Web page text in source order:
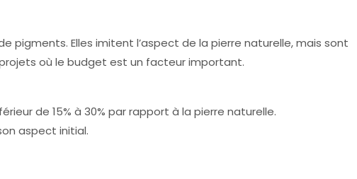
pigments. Elles imitent l’aspect de la pierre naturelle, mais sont
où le budget est un facteur important.
de 15% à 30% par rapport à la pierre naturelle.
aspect initial.